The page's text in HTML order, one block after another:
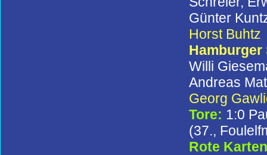
Günter
Horst Buhtz
Hamburger
Willi
Andreas
Georg
Tore: 1:0
(37.,
Rote